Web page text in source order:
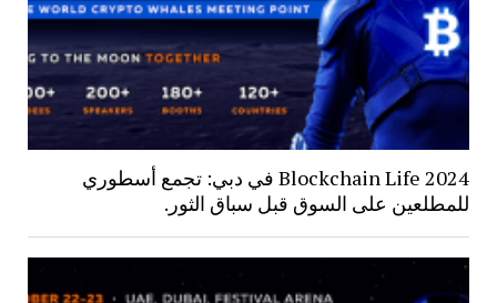
Blockchain Life 2024 في دبي: تجمع أسطوري
للمطلعين على السوق قبل سباق الثور.